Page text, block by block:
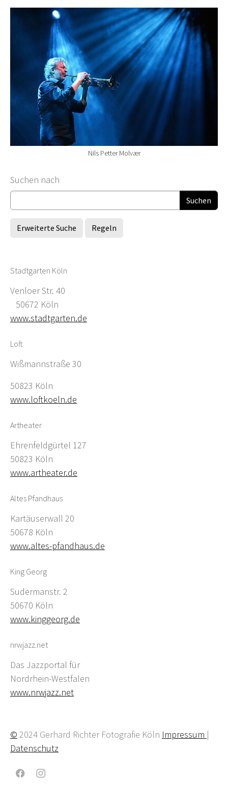
Nils Petter Molvær
Suchformular
Suchen nach
Erweiterte Suche Regeln
Stadtgarten Köln
Venloer Str. 40
50672 Köln
www.stadtgarten.de
Loft
Wißmannstraße 30
50823 Köln
www.loftkoeln.de
Artheater
Ehrenfeldgürtel 127
50823 Köln
www.artheater.de
Altes Pfandhaus
Kartäuserwall 20
50678 Köln
www.altes-pfandhaus.de
King Georg
Sudermanstr. 2
50670 Köln
www.kinggeorg.de
nrwjazz.net
Das Jazzportal für
Nordrhein-Westfalen
www.nrwjazz.net
© 2024 Gerhard Richter Fotografie Köln Impressum |
Datenschutz
FacebookInstagram